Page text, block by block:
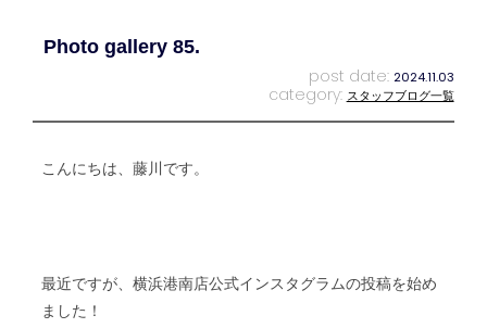
Photo gallery 85.
post date: 2024.11.03
category: スタッフブログ一覧
こんにちは、藤川です。
最近ですが、横浜港南店公式インスタグラムの投稿を始め
ました！